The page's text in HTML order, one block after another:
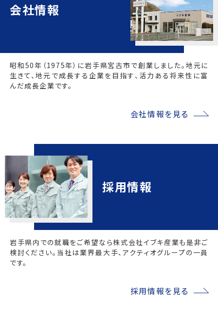
会社情報
昭和50年（1975年）に岩手県宮古市で創業しました。地元に
生きて、地元で成長する企業を目指す、活力ある将来性に富
んだ成長企業です。
会社情報を見る
採用情報
岩手県内での就職をご希望なら株式会社イブキ産業も是非ご
検討ください。当社は業界最大手、アクティオグループの一員
です。
採用情報を見る